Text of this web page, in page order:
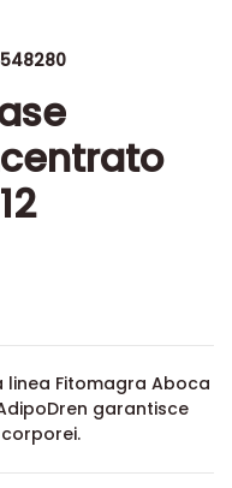
linea Fitomagra Aboca
garantisce